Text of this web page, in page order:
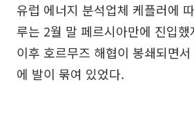
유럽 에너지 분석업체 케플러에
루는 2월 말 페르시아만에 진입
이후 호르무즈 해협이 봉쇄되면
에 발이 묶여 있었다.